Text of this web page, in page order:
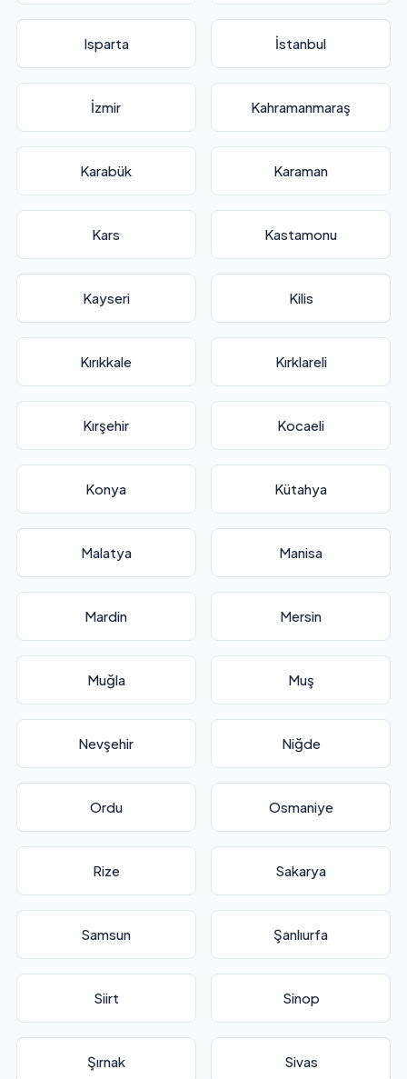
Isparta İstanbul
İzmir Kahramanmaraş
Karabük Karaman
Kars Kastamonu
Kayseri Kilis
Kırıkkale Kırklareli
Kırşehir Kocaeli
Konya Kütahya
Malatya Manisa
Mardin Mersin
Muğla Muş
Nevşehir Niğde
Ordu Osmaniye
Rize Sakarya
Samsun Şanlıurfa
Siirt Sinop
Şırnak Sivas